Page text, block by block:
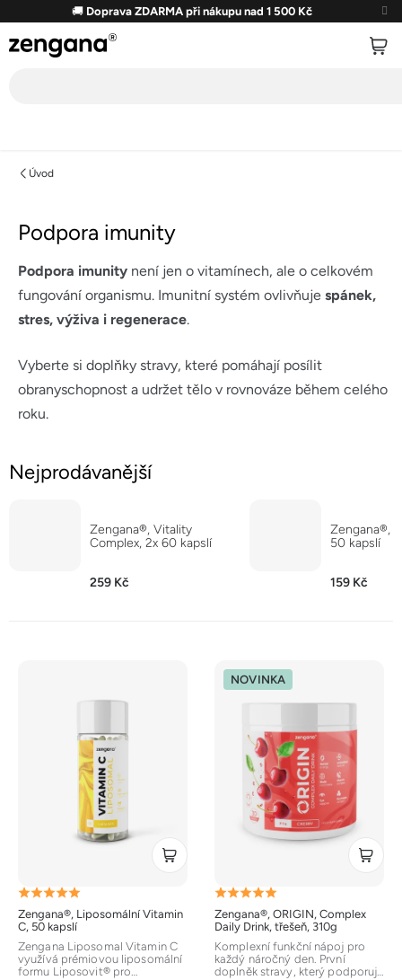
obsah
🚚 Doprava ZDARMA při nákupu nad 1 500 Kč
Úvod
Podpora imunity
Podpora imunity není jen o vitamínech, ale o celkovém
fungování organismu. Imunitní systém ovlivňuje spánek,
stres, výživa i regenerace.
Vyberte si doplňky stravy, které pomáhají posílit
obranyschopnost a udržet tělo v rovnováze během celého
roku.
Nejprodávanější
Zengana®, Vitality
Complex, 2x 60 kapslí
259 Kč
Zengana®,
50 kapslí
159 Kč
ů
Zengana®, Liposomální Vitamin
C, 50 kapslí
Průměrné
hodnocení
produktu
je
Zengana Liposomal Vitamin C
využívá prémiovou liposomální
formu Liposovit® pro
NOVINKA
Zengana®, ORIGIN, Complex
Daily Drink, třešeň, 310g
Průměrné
hodnocení
produktu
je
Komplexní funkční nápoj pro
každý náročný den. První
doplněk stravy, který podporuje